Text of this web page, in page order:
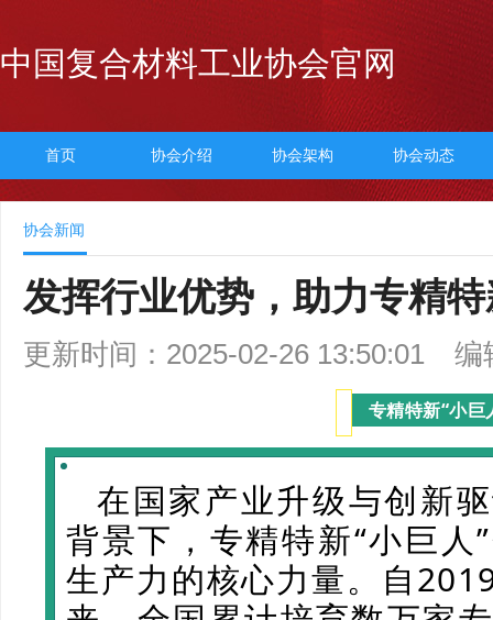
中国复合材料工业协会官网
首页 协会介绍 协会架构 协会动态
协会新闻
发挥行业优势，助力专精
更新时间：2025-02-26 13:50:01 编
专精特新“小巨
在国家产业升级与创新
背景下，专精特新“小巨人
生产力的核心力量。自